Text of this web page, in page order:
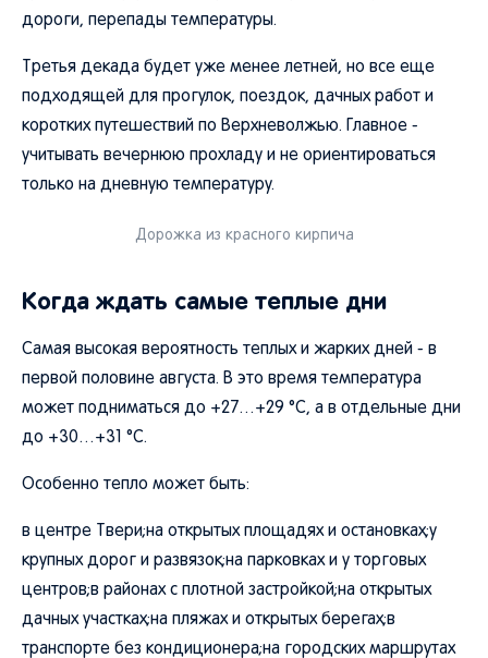
дороги, перепады температуры.
Третья декада будет уже менее летней, но все еще
подходящей для прогулок, поездок, дачных работ и
коротких путешествий по Верхневолжью. Главное -
учитывать вечернюю прохладу и не ориентироваться
только на дневную температуру.
Дорожка из красного кирпича
Когда ждать самые теплые дни
Самая высокая вероятность теплых и жарких дней - в
первой половине августа. В это время температура
может подниматься до +27…+29 °C, а в отдельные дни
до +30…+31 °C.
Особенно тепло может быть:
в центре Твери;на открытых площадях и остановках;у
крупных дорог и развязок;на парковках и у торговых
центров;в районах с плотной застройкой;на открытых
дачных участках;на пляжах и открытых берегах;в
транспорте без кондиционера;на городских маршрутах